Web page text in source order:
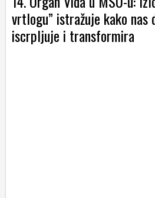
vrtlogu” istražuje kako
iscrpljuje i transformira